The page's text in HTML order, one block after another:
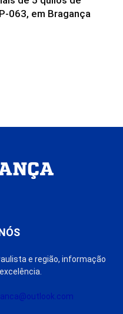
063, em Bragança
e região, informação